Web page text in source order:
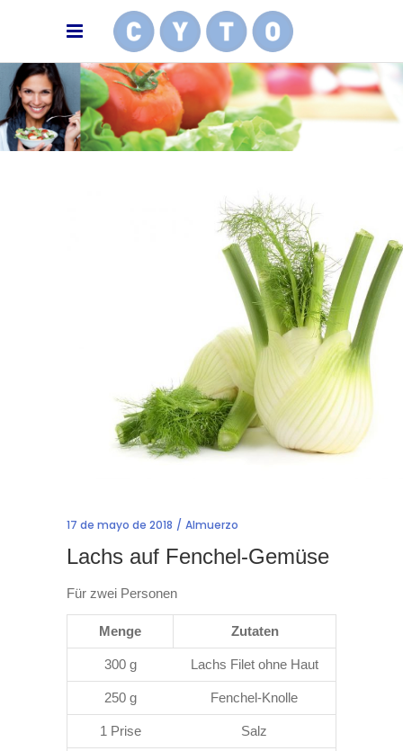
17 de mayo de 2018 Almuerzo
Lachs auf Fenchel-Gemüse
Für zwei Personen
Menge Zutaten
300 g Lachs Filet ohne Haut
250 g Fenchel-Knolle
1 Prise Salz